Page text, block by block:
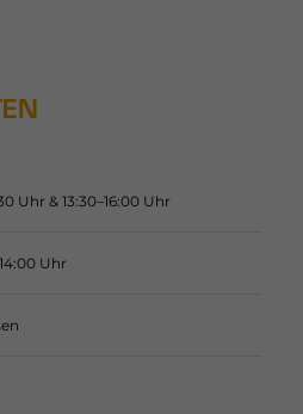
Uhr & 13:30–16:00 Uhr
Uhr